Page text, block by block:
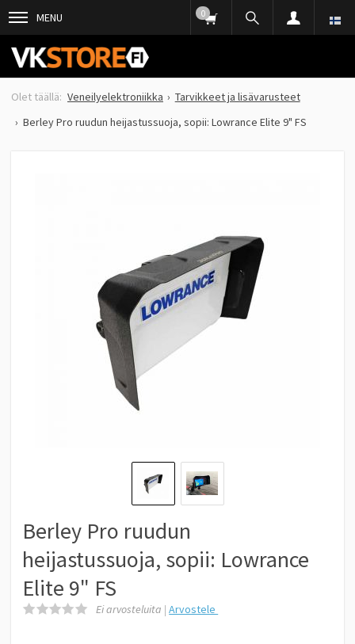
MENU 0
Veneilyelektroniikka
Tarvikkeet ja lisävarusteet
Berley Pro ruudun heijastussuoja, sopii: Lowrance Elite 9" FS
Berley Pro ruudun
heijastussuoja, sopii: Lowrance
Elite 9" FS
Ei arvosteluita |Arvostele